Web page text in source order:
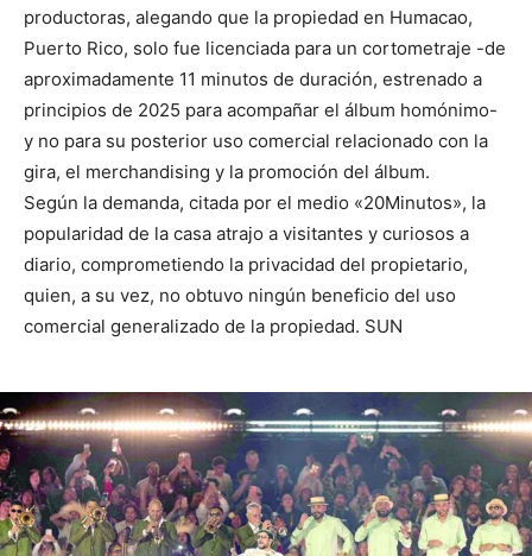
productoras, alegando que la propiedad en Humacao,
Puerto Rico, solo fue licenciada para un cortometraje -de
aproximadamente 11 minutos de duración, estrenado a
principios de 2025 para acompañar el álbum homónimo-
y no para su posterior uso comercial relacionado con la
gira, el merchandising y la promoción del álbum.
Según la demanda, citada por el medio «20Minutos», la
popularidad de la casa atrajo a visitantes y curiosos a
diario, comprometiendo la privacidad del propietario,
quien, a su vez, no obtuvo ningún beneficio del uso
comercial generalizado de la propiedad. SUN